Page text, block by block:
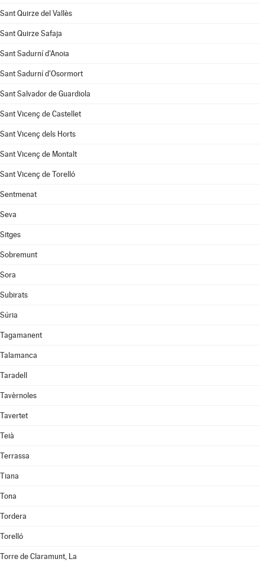
Sant Quirze del Vallès
Sant Quirze Safaja
Sant Sadurní d'Anoia
Sant Sadurní d'Osormort
Sant Salvador de Guardiola
Sant Vicenç de Castellet
Sant Vicenç dels Horts
Sant Vicenç de Montalt
Sant Vicenç de Torelló
Sentmenat
Seva
Sitges
Sobremunt
Sora
Subirats
Súria
Tagamanent
Talamanca
Taradell
Tavèrnoles
Tavertet
Teià
Terrassa
Tiana
Tona
Tordera
Torelló
Torre de Claramunt, La